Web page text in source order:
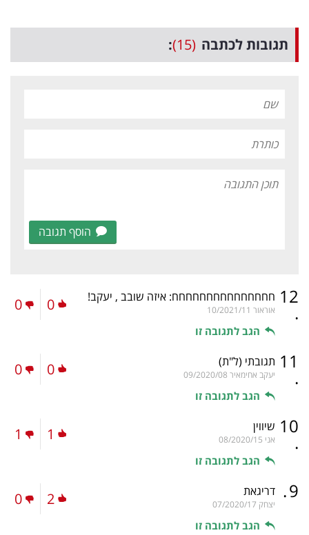
תגובות לכתבה (15)
:
הוסף תגובה
12
.
חחחחחחחחחחחחחחח: איזה שובב , יעקב!
אוראור 10/2021/11
הגב לתגובה זו
0
0
11
.
תגובתי (ל"ת)
יעקב אחימאיר 09/2020/08
הגב לתגובה זו
0
0
10
.
שיווין
אני 08/2020/15
הגב לתגובה זו
1
1
9
. דריגאת
יצחק 07/2020/17
הגב לתגובה זו
2
0